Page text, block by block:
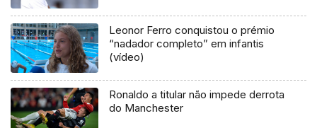
Leonor Ferro conquistou o prémio
“nadador completo” em infantis
(vídeo)
Ronaldo a titular não impede derrota
do Manchester